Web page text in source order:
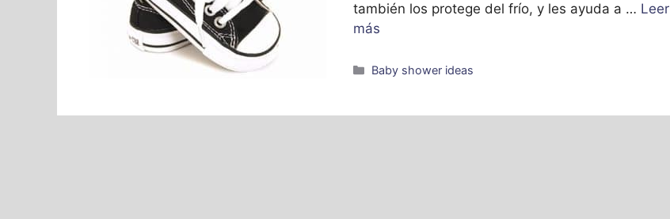
también los protege del frío, y les ayuda a … Leer
más
Categorías
Baby shower ideas